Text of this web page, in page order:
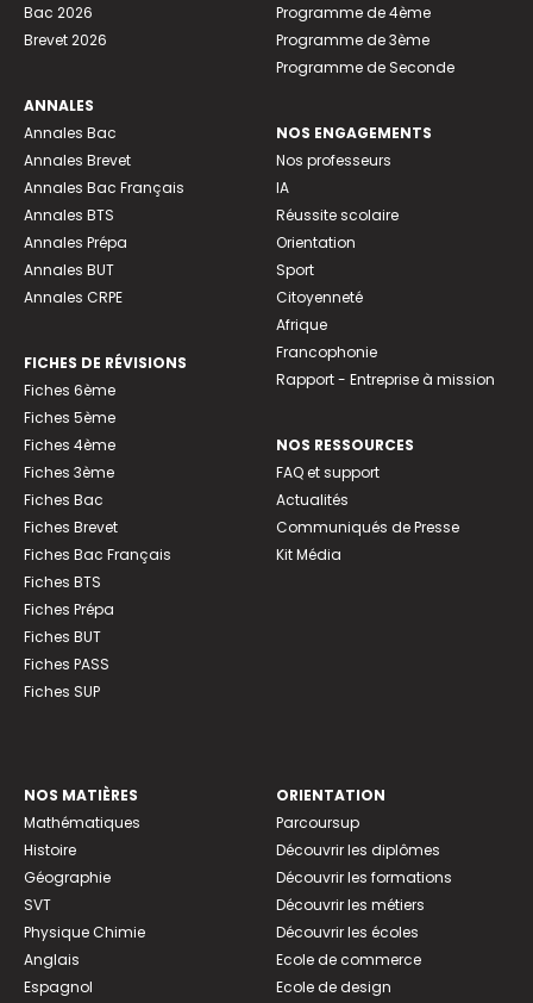
Bac 2026
Brevet 2026
ANNALES
Annales Bac
Annales Brevet
Annales Bac Français
Annales BTS
Annales Prépa
Annales BUT
Annales CRPE
FICHES DE RÉVISIONS
Fiches 6ème
Fiches 5ème
Fiches 4ème
Fiches 3ème
Fiches Bac
Fiches Brevet
Fiches Bac Français
Fiches BTS
Fiches Prépa
Fiches BUT
Fiches PASS
Fiches SUP
Programme de 4ème
Programme de 3ème
Programme de Seconde
NOS ENGAGEMENTS
Nos professeurs
IA
Réussite scolaire
Orientation
Sport
Citoyenneté
Afrique
Francophonie
Rapport - Entreprise à mission
NOS RESSOURCES
FAQ et support
Actualités
Communiqués de Presse
Kit Média
NOS MATIÈRES
Mathématiques
Histoire
Géographie
SVT
Physique Chimie
Anglais
Espagnol
ORIENTATION
Parcoursup
Découvrir les diplômes
Découvrir les formations
Découvrir les métiers
Découvrir les écoles
Ecole de commerce
Ecole de design